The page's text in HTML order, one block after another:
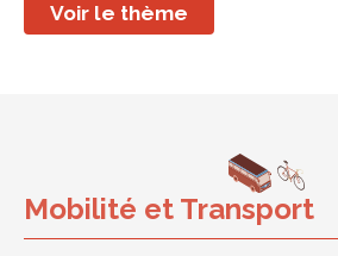
Voir le thème
Mobilité et Transport